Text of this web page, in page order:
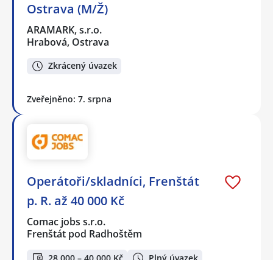
Ostrava (M/Ž)
ARAMARK, s.r.o.
Hrabová, Ostrava
Zkrácený úvazek
Zveřejněno: 7. srpna
Operátoři/skladníci, Frenštát
p. R. až 40 000 Kč
Comac jobs s.r.o.
Frenštát pod Radhoštěm